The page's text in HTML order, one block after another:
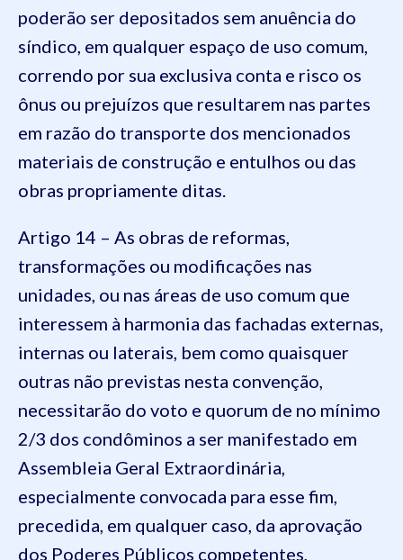
poderão ser depositados sem anuência do
síndico, em qualquer espaço de uso comum,
correndo por sua exclusiva conta e risco os
ônus ou prejuízos que resultarem nas partes
em razão do transporte dos mencionados
materiais de construção e entulhos ou das
obras propriamente ditas.
Artigo 14 – As obras de reformas,
transformações ou modificações nas
unidades, ou nas áreas de uso comum que
interessem à harmonia das fachadas externas,
internas ou laterais, bem como quaisquer
outras não previstas nesta convenção,
necessitarão do voto e quorum de no mínimo
2/3 dos condôminos a ser manifestado em
Assembleia Geral Extraordinária,
especialmente convocada para esse fim,
precedida, em qualquer caso, da aprovação
dos Poderes Públicos competentes,